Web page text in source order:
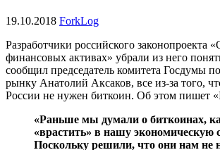
19.10.2018 ForkLog
Разработчики российского законопроекта
финансовых активах» убрали из него
сообщил председатель комитета Госдумы
рынку Анатолий Аксаков, все из-за того,
России не нужен биткоин. Об этом пишет
«Раньше мы думали о биткоинах,
«врастить» в нашу экономическую
Поскольку решили, что они нам не